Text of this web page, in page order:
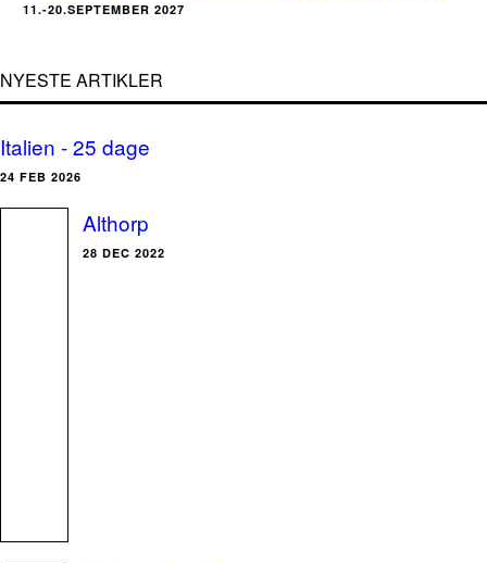
11.-20.SEPTEMBER 2027
NYESTE ARTIKLER
Italien - 25 dage
24 FEB 2026
Althorp
28 DEC 2022